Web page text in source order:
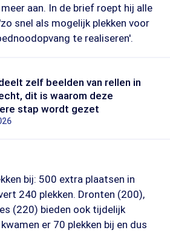
aan. In de brief roept hij alle
snel als mogelijk plekken voor
te realiseren'.
zelf beelden van rellen in
dit is waarom deze
stap wordt gezet
bij: 500 extra plaatsen in
240 plekken. Dronten (200),
(220) bieden ook tijdelijk
er 70 plekken bij en dus